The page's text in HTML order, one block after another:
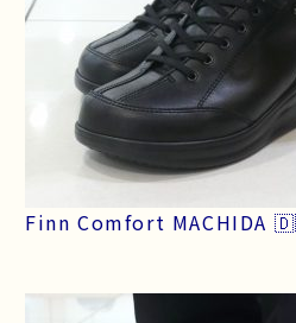
Finn Comfort MACHIDA